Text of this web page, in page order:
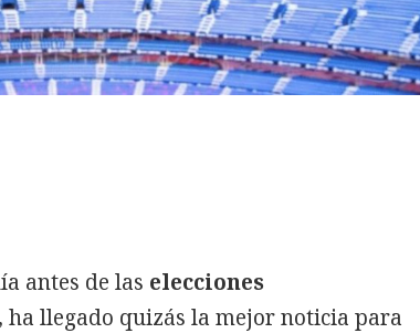
antes de las elecciones
, ha llegado quizás la mejor noticia para